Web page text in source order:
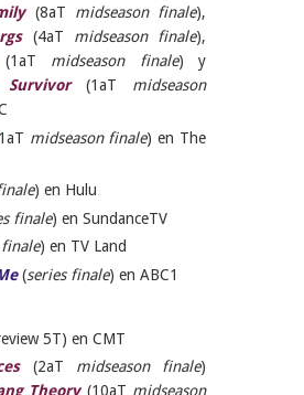
(8aT midseason finale),
(4aT midseason finale),
midseason finale) y
Survivor(1aT midseason
midseason finale) en The
) en Hulu
finale) en SundanceTV
finale) en TV Land
(series finale) en ABC1
5T) en CMT
(2aT midseason finale)
Theory(10aT midseason